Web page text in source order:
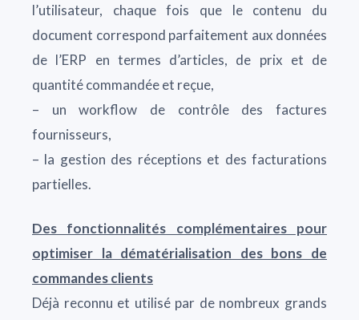
l’utilisateur, chaque fois que le contenu du
document correspond parfaitement aux données
de l’ERP en termes d’articles, de prix et de
quantité commandée et reçue,
– un workflow de contrôle des factures
fournisseurs,
– la gestion des réceptions et des facturations
partielles.
Des fonctionnalités complémentaires pour
optimiser la dématérialisation des bons de
commandes clients
Déjà reconnu et utilisé par de nombreux grands